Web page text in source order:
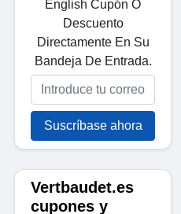
English Cupón O
Descuento
Directamente En Su
Bandeja De Entrada.
Suscríbase ahora
Vertbaudet.es
cupones y